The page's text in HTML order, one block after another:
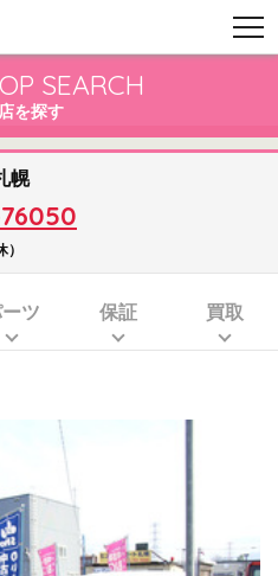
SEARCH
を探す
幌
ツ 保証 買取